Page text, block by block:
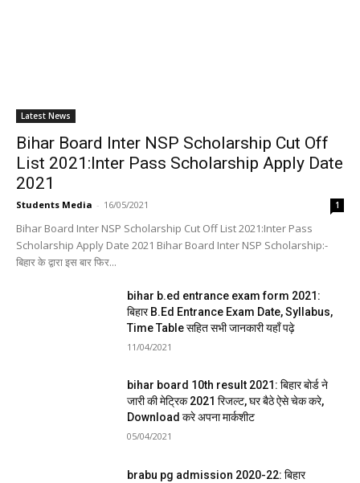
Latest News
Bihar Board Inter NSP Scholarship Cut Off
List 2021:Inter Pass Scholarship Apply Date
2021
Students Media - 16/05/2021 1
Bihar Board Inter NSP Scholarship Cut Off List 2021:Inter Pass
Scholarship Apply Date 2021 Bihar Board Inter NSP Scholarship:-
बिहार के द्वारा इस बार फिर...
bihar b.ed entrance exam form 2021:
बिहार B.Ed Entrance Exam Date, Syllabus,
Time Table सहित सभी जानकारी यहाँ पढ़े
11/04/2021
bihar board 10th result 2021: बिहार बोर्ड ने
जारी की मेट्रिक 2021 रिजल्ट, घर बैठे ऐसे चेक करे,
Download करे अपना मार्कशीट
05/04/2021
brabu pg admission 2020-22: बिहार